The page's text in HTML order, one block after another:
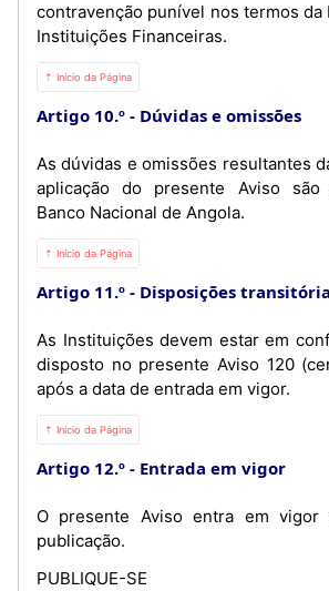
contravenção punível nos termos da
Instituições Financeiras.
⇡ Início da Página
Artigo 10.º Dúvidas e omissões
As dúvidas e omissões resultantes
aplicação do presente Aviso são
Banco Nacional de Angola.
⇡ Início da Página
Artigo 11.º Disposições
As Instituições devem estar em
disposto no presente Aviso 120
após a data de entrada em vigor.
⇡ Início da Página
Artigo 12.º Entrada em vigor
O presente Aviso entra em
publicação.
PUBLIQUE-SE